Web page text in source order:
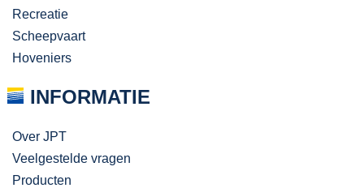
Recreatie
Scheepvaart
Hoveniers
INFORMATIE
Over JPT
Veelgestelde vragen
Producten